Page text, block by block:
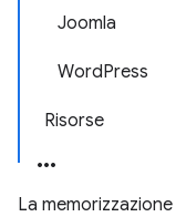
Joomla
WordPress
Risorse
La